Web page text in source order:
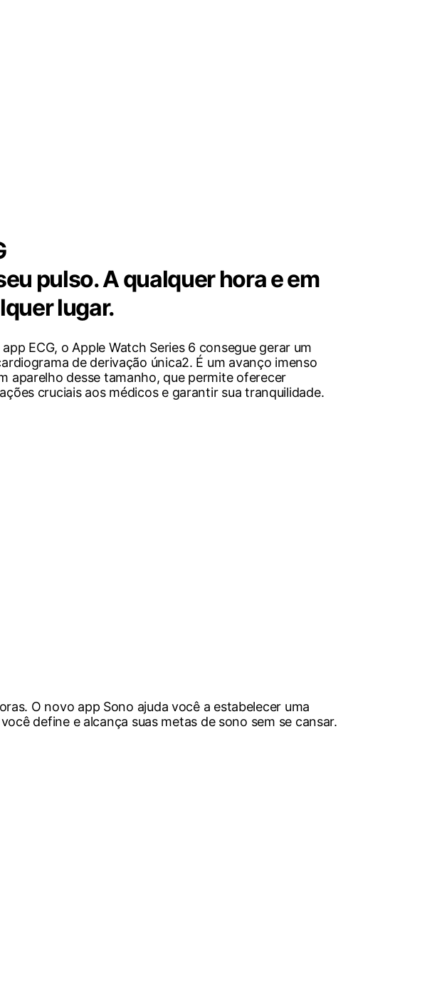
pulso. A qualquer hora e em
lugar.
ECG, o Apple Watch Series 6 consegue gerar um
de derivação única2. É um avanço imenso
aparelho desse tamanho, que permite oferecer
cruciais aos médicos e garantir sua tranquilidade.
O novo app Sono ajuda você a estabelecer uma
define e alcança suas metas de sono sem se cansar.